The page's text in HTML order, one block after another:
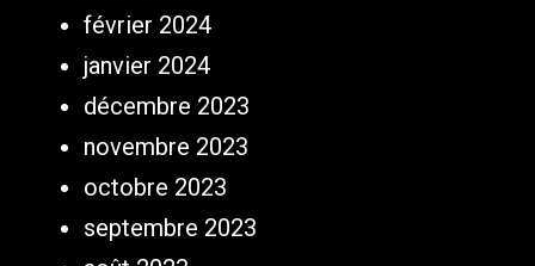
février 2024
janvier 2024
décembre 2023
novembre 2023
octobre 2023
septembre 2023